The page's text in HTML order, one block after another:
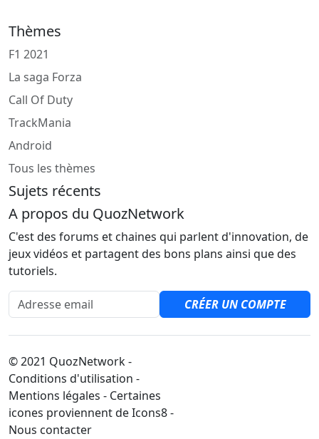
Thèmes
F1 2021
La saga Forza
Call Of Duty
TrackMania
Android
Tous les thèmes
Sujets récents
A propos du QuozNetwork
C'est des forums et chaines qui parlent d'innovation, de
jeux vidéos et partagent des bons plans ainsi que des
tutoriels.
Adresse email
CRÉER UN COMPTE
© 2021 QuozNetwork -
Conditions d'utilisation -
Mentions légales - Certaines
icones proviennent de Icons8 -
Nous contacter